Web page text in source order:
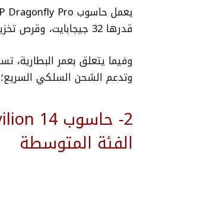
قدرها 32 جيجابايت، وقرص تخزين من نوع SSD بسعة قدرها واحد تيرابايت.
وتدعم الشحن السلكي السريع؛ إذ تصل
الفئة المتوسطة